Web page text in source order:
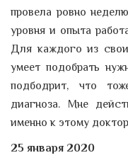
провела ровно
уровня и опыта
Для каждого из
умеет подобрать
подбодрит, что
диагноза. Мне
именно к этому
25 января 2020